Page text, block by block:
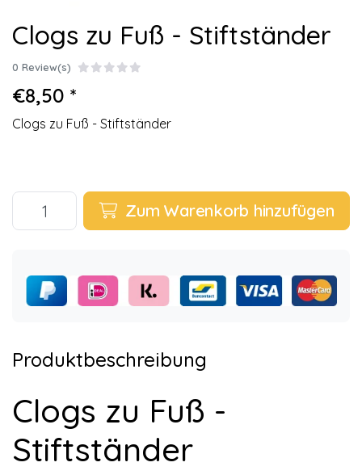
Clogs zu Fuß - Stiftständer
0 Review(s)
€8,50 *
Clogs zu Fuß - Stiftständer
Zum Warenkorb hinzufügen
Produktbeschreibung
Clogs zu Fuß -
Stiftständer